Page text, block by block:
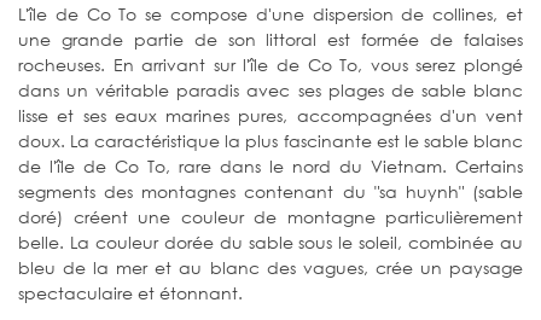
L'île de Co To se compose d'une dispersion de collines, et
une grande partie de son littoral est formée de falaises
rocheuses. En arrivant sur l'île de Co To, vous serez plongé
dans un véritable paradis avec ses plages de sable blanc
lisse et ses eaux marines pures, accompagnées d'un vent
doux. La caractéristique la plus fascinante est le sable blanc
de l'île de Co To, rare dans le nord du Vietnam. Certains
segments des montagnes contenant du "sa huynh" (sable
doré) créent une couleur de montagne particulièrement
belle. La couleur dorée du sable sous le soleil, combinée au
bleu de la mer et au blanc des vagues, crée un paysage
spectaculaire et étonnant.